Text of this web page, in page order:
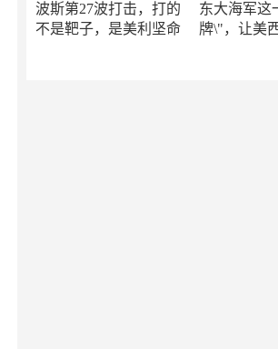
波斯第27波打击，打的
不是靶子，是美利坚命
东大海军这
牌\"，让美